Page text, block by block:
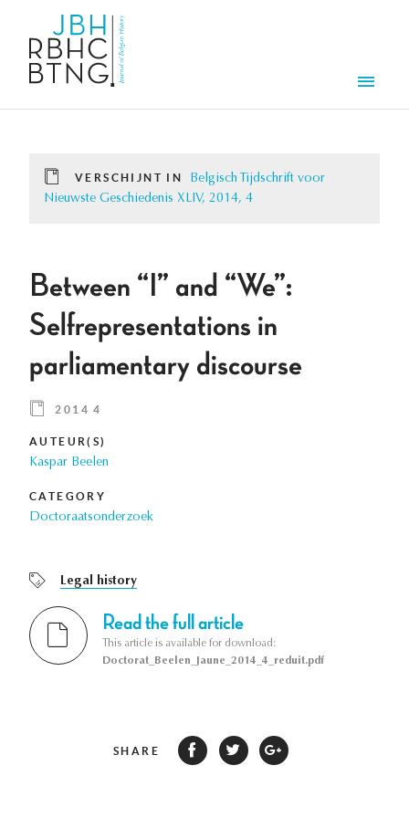
VERSCHIJNT IN
Belgisch Tijdschrift voor
Nieuwste Geschiedenis XLIV, 2014, 4
Between “I” and “We”:
Selfrepresentations in
parliamentary discourse
2014 4
AUTEUR(S)
Kaspar Beelen
CATEGORY
Doctoraatsonderzoek
Legal history
Read the full article
This article is available for download:
Doctorat_Beelen_Jaune_2014_4_reduit.pdf
SHARE